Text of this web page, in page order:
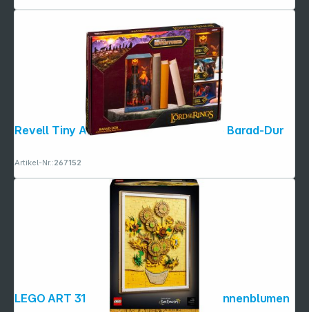
Revell Tiny Adventures Herr der Ringe Barad-Dur
Artikel-Nr.:267152
LEGO ART 31215 Vincent van Gogh Sonnenblumen
Folgen Sie uns auf